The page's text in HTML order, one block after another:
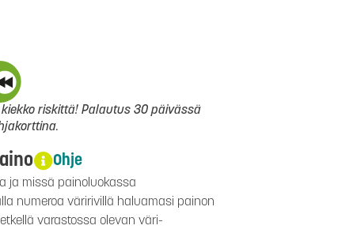
riskittä! Palautus 30 päivässä
Ohje
ja missä painoluokassa
numeroa väririvillä haluamasi painon
varastossa olevan väri-